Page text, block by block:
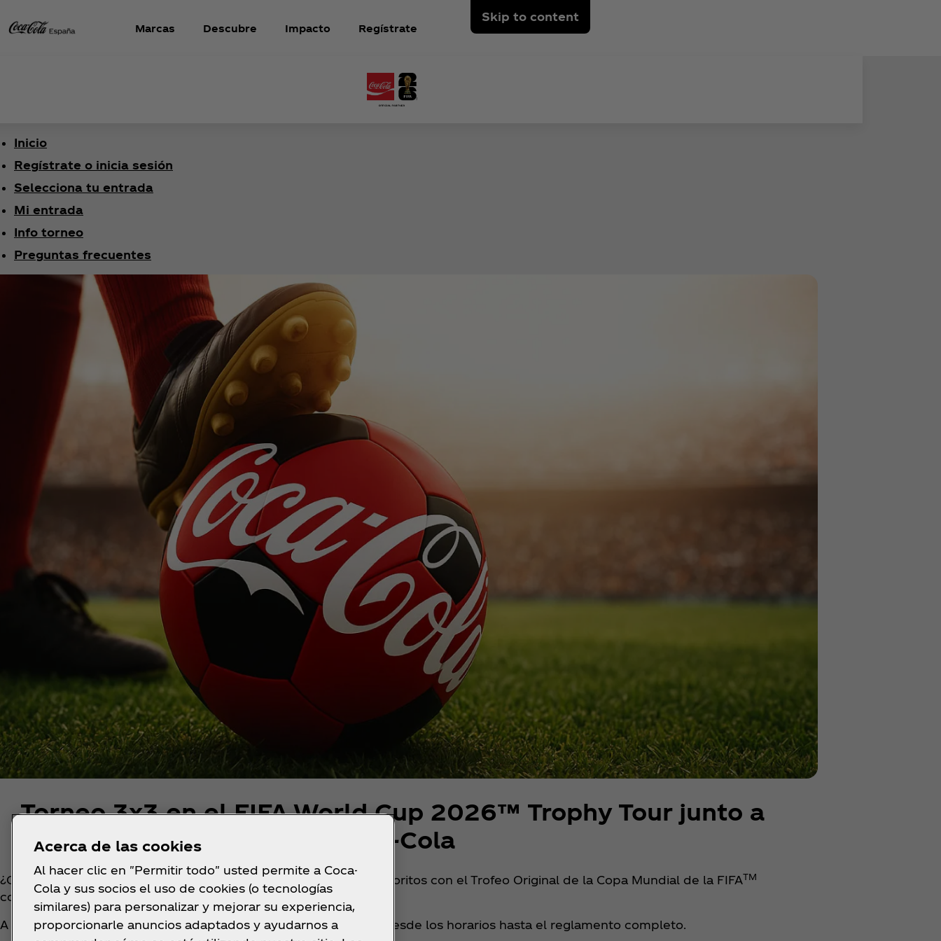
Skip to content
Marcas Descubre Impacto Regístrate
Inicio
Regístrate o inicia sesión
Selecciona tu entrada
Mi entrada
Info torneo
Preguntas frecuentes
Torneo 3x3 en el FIFA World Cup 2026™ Trophy Tour junto a
Coca‑Cola
¿Quieres jugar en el Bernabéu y enfrentarte a tus influencers favoritos con el Trofeo Original de la Copa Mundial de la FIFATM
como testigo?¡Este es tu torneo!
A continuación, encontrarás toda la información que necesitas, desde los horarios hasta el reglamento completo.
Acerca de las cookies
Al hacer clic en "Permitir todo" usted permite a Coca-
Cola y sus socios el uso de cookies (o tecnologías
similares) para personalizar y mejorar su experiencia,
proporcionarle anuncios adaptados y ayudarnos a